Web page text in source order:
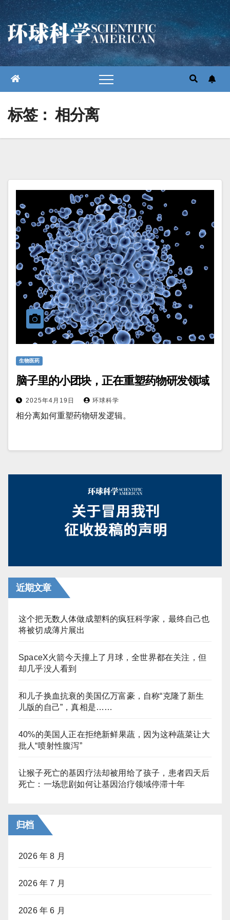
跳
至
内
容
标签：相分离
生物医药
脑子里的小团块，正在重塑药物研发领域
2025年4月19日 环球科学
相分离如何重塑药物研发逻辑。
近期文章
这个把无数人体做成塑料的疯狂科学家，最终自己也
将被切成薄片展出
SpaceX火箭今天撞上了月球，全世界都在关注，但
却几乎没人看到
和儿子换血抗衰的美国亿万富豪，自称“克隆了新生
儿版的自己”，真相是……
40%的美国人正在拒绝新鲜果蔬，因为这种蔬菜让大
批人“喷射性腹泻”
让猴子死亡的基因疗法却被用给了孩子，患者四天后
死亡：一场悲剧如何让基因治疗领域停滞十年
归档
2026 年 8 月
2026 年 7 月
2026 年 6 月